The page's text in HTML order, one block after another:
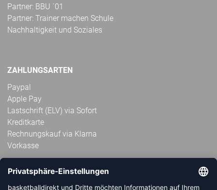
Partner: BBU ´01
Partner: Trainer machen Schule
Nachhaltigkeit und Soziales
ZAHLUNGSARTEN
Paypal
Apple Pay
Lastschrift (ELV) via Sofort
Kreditkarte
Rechnungskauf via Klarna
Vorkasse
ABONNIERE JETZT DEN KOSTENLOSEN